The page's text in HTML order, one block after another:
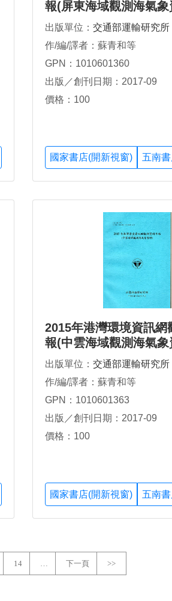
報(屏東海域觀測海氣象
出版單位： 交通部運輸研究所
作/編/譯者：蘇青和等
GPN：1010601360
出版／創刊日期：2017-09
價格：100
國家書店(開新視窗) 五南
2015年港灣環境資訊網
報(中雲海域觀測海氣象
出版單位： 交通部運輸研究所
作/編/譯者：蘇青和等
GPN：1010601363
出版／創刊日期：2017-09
價格：100
國家書店(開新視窗) 五南
14 下一頁 >>